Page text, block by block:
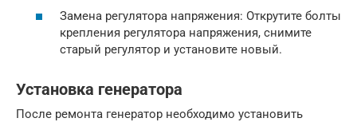
Замена регулятора напряжения: Открутите болты
крепления регулятора напряжения, снимите
старый регулятор и установите новый.
Установка генератора
После ремонта генератор необходимо установить